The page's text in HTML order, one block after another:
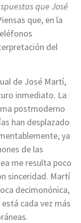
que José
que, en la
del
de José Martí,
inmediato. La
postmoderno
han desplazado
ya
de las
me resulta poco
sinceridad. Martí
decimonónica,
cada vez más